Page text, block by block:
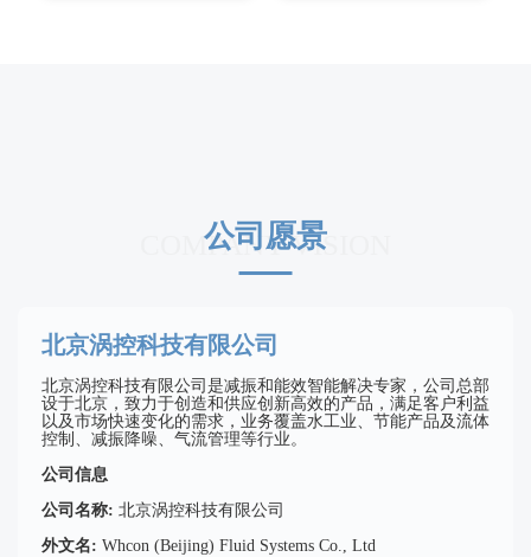
COMPANY VISION
公司愿景
北京涡控科技有限公司
北京涡控科技有限公司是减振和能效智能解决专家，公司总部
设于北京，致力于创造和供应创新高效的产品，满足客户利益
以及市场快速变化的需求，业务覆盖水工业、节能产品及流体
控制、减振降噪、气流管理等行业。
公司信息
公司名称: 北京涡控科技有限公司
外文名: Whcon (Beijing) Fluid Systems Co., Ltd